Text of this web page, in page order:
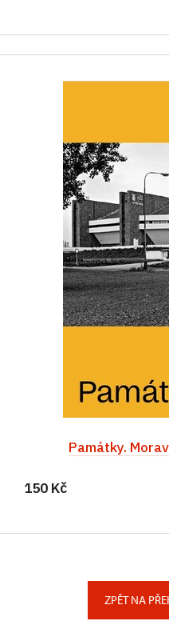
Památky.
150 Kč
ZPĚT NA